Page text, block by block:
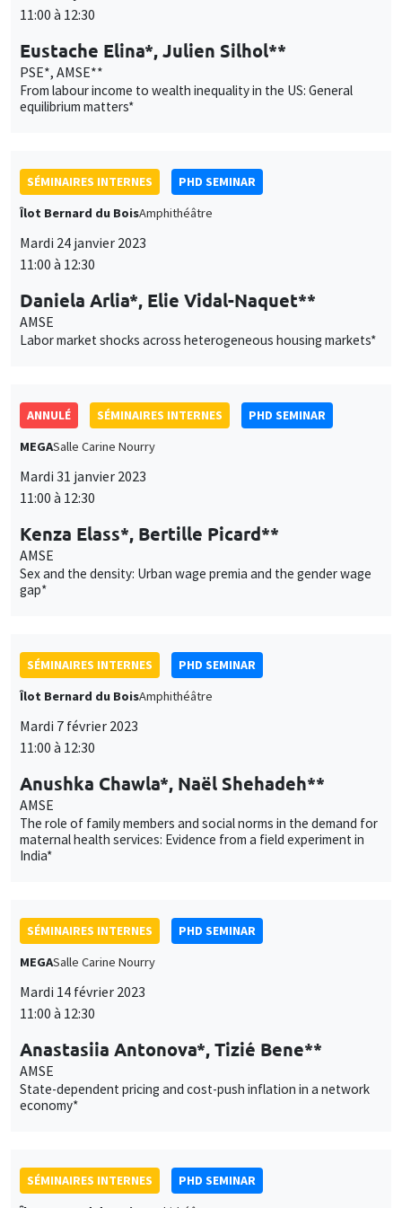
11:00 à 12:30
Eustache Elina*, Julien Silhol**
PSE*, AMSE**
From labour income to wealth inequality in the US: General
equilibrium matters*
SÉMINAIRES INTERNES
PHD SEMINAR
Îlot Bernard du BoisAmphithéâtre
Mardi 24 janvier 2023
11:00 à 12:30
Daniela Arlia*, Elie Vidal-Naquet**
AMSE
Labor market shocks across heterogeneous housing markets*
ANNULÉ SÉMINAIRES INTERNES
PHD SEMINAR
MEGASalle Carine Nourry
Mardi 31 janvier 2023
11:00 à 12:30
Kenza Elass*, Bertille Picard**
AMSE
Sex and the density: Urban wage premia and the gender wage
gap*
SÉMINAIRES INTERNES
PHD SEMINAR
Îlot Bernard du BoisAmphithéâtre
Mardi 7 février 2023
11:00 à 12:30
Anushka Chawla*, Naël Shehadeh**
AMSE
The role of family members and social norms in the demand for
maternal health services: Evidence from a field experiment in
India*
SÉMINAIRES INTERNES
PHD SEMINAR
MEGASalle Carine Nourry
Mardi 14 février 2023
11:00 à 12:30
Anastasiia Antonova*, Tizié Bene**
AMSE
State-dependent pricing and cost-push inflation in a network
economy*
SÉMINAIRES INTERNES
PHD SEMINAR